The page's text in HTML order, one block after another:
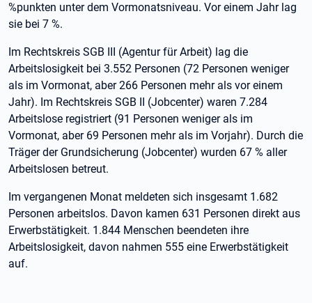
%punkten unter dem Vormonatsniveau. Vor einem Jahr lag
sie bei 7 %.
Im Rechtskreis SGB III (Agentur für Arbeit) lag die
Arbeitslosigkeit bei 3.552 Personen (72 Personen weniger
als im Vormonat, aber 266 Personen mehr als vor einem
Jahr). Im Rechtskreis SGB II (Jobcenter) waren 7.284
Arbeitslose registriert (91 Personen weniger als im
Vormonat, aber 69 Personen mehr als im Vorjahr). Durch die
Träger der Grundsicherung (Jobcenter) wurden 67 % aller
Arbeitslosen betreut.
Im vergangenen Monat meldeten sich insgesamt 1.682
Personen arbeitslos. Davon kamen 631 Personen direkt aus
Erwerbstätigkeit. 1.844 Menschen beendeten ihre
Arbeitslosigkeit, davon nahmen 555 eine Erwerbstätigkeit
auf.